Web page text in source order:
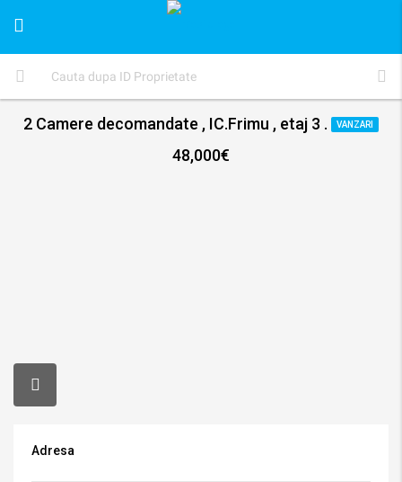
2 Camere decomandate , IC.Frimu , etaj 3 . VANZARI
48,000€
Adresa